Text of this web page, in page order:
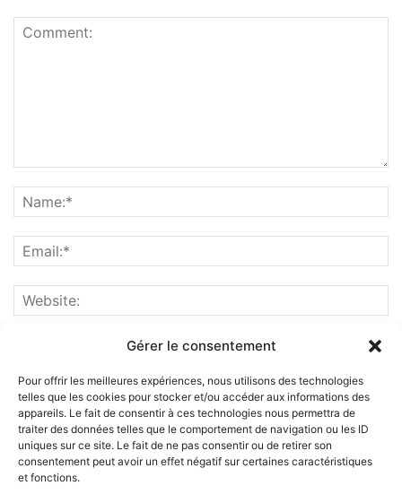
Gérer le consentement
Pour offrir les meilleures expériences, nous utilisons des technologies
telles que les cookies pour stocker et/ou accéder aux informations des
appareils. Le fait de consentir à ces technologies nous permettra de
traiter des données telles que le comportement de navigation ou les ID
uniques sur ce site. Le fait de ne pas consentir ou de retirer son
consentement peut avoir un effet négatif sur certaines caractéristiques
et fonctions.